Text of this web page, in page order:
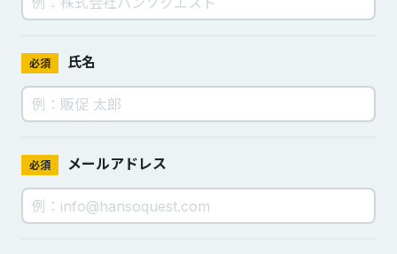
必須 氏名
必須 メールアドレス